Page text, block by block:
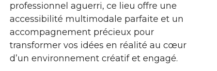
professionnel aguerri, ce lieu offre une
accessibilité multimodale parfaite et un
accompagnement précieux pour
transformer vos idées en réalité au cœur
d’un environnement créatif et engagé.